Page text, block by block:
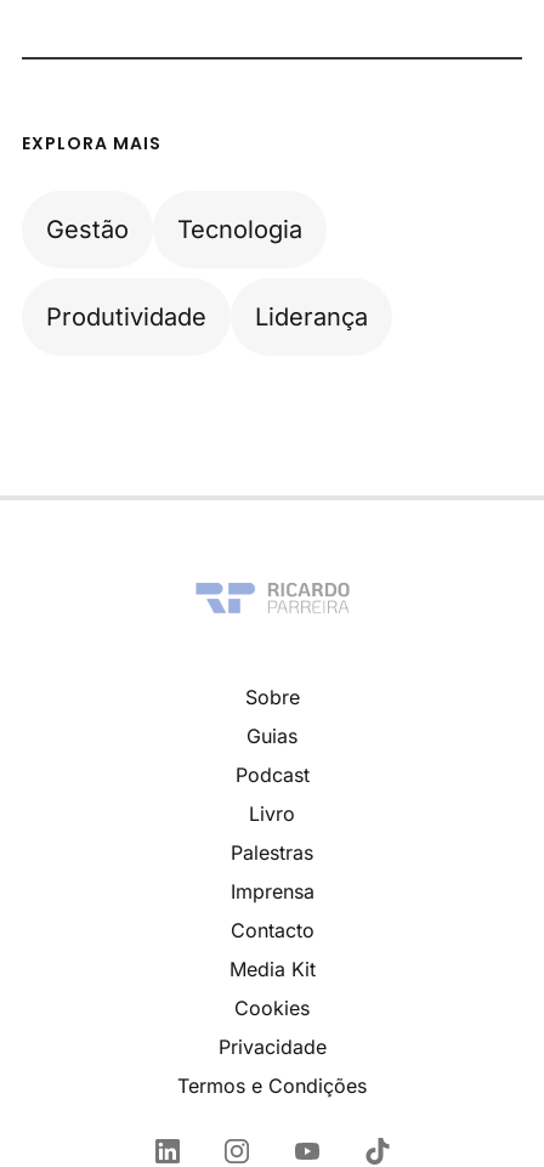
EXPLORA MAIS
Gestão Tecnologia
Produtividade Liderança
Sobre
Guias
Podcast
Livro
Palestras
Imprensa
Contacto
Media Kit
Cookies
Privacidade
Termos e Condições